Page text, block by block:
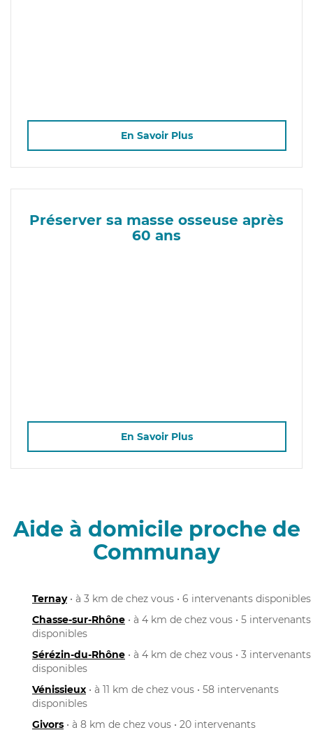
En Savoir Plus
Préserver sa masse osseuse après
60 ans
En Savoir Plus
Aide à domicile proche de
Communay
Ternay• à 3 km de chez vous • 6 intervenants disponibles
Chasse-sur-Rhône • à 4 km de chez vous • 5 intervenants
disponibles
Sérézin-du-Rhône • à 4 km de chez vous • 3 intervenants
disponibles
Vénissieux • à 11 km de chez vous • 58 intervenants
disponibles
Givors • à 8 km de chez vous • 20 intervenants